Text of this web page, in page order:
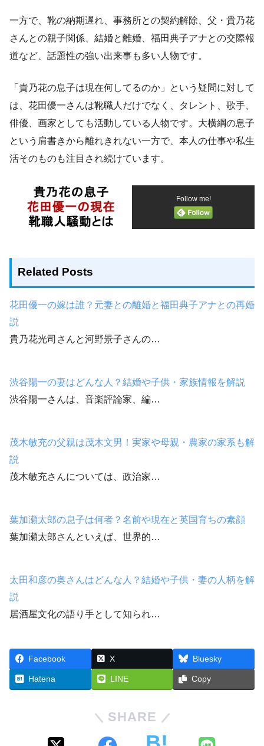
一方で、靴の納期遅れ、事務所との契約解除、父・貴乃花
さんとの親子関係、結婚と離婚、福田典子アナとの交際報
道など、話題性の強い出来事も多い人物です。
「貴乃花の息子は現在何してるのか」という疑問に対して
は、花田優一さんは靴職人だけでなく、タレント、歌手、
俳優、画家としても活動している人物です。大横綱の息子
という肩書きから離れきれない一方で、本人の仕事や私生
活そのものも注目され続けています。
Follow me!
Related Posts
花田優一の嫁は誰？元妻との離婚と福田典子アナとの再婚
説
貴乃花光司さんと河野景子さんの…
渋谷陽一の妻はどんな人？結婚や子供・家族情報を解説
渋谷陽一さんは、音楽評論家、編…
茂木敏充の父親は茂木文男！実家や母親・農家の家系も解
説
茂木敏充さんについては、政治家…
葉加瀬太郎の息子は何者？名前や現在と英国育ちの素顔
葉加瀬太郎さんといえば、世界的…
太田和彦の奥さんはどんな人？結婚や子供・妻の人柄を解
説
居酒屋文化の語り手として知られ…
Facebook X Bluesky
Hatena LINE Copy
SHARE